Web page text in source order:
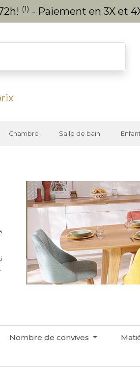
(1) - Paiement en 3X et
Chambre Salle de bain
Nombre de convives